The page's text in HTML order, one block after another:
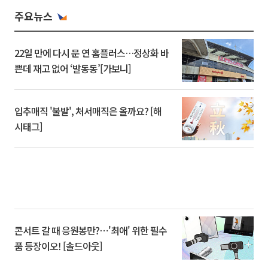
주요뉴스
22일 만에 다시 문 연 홈플러스…정상화 바
쁜데 재고 없어 ‘발동동’[가보니]
입추매직 '불발', 처서매직은 올까요? [해
시태그]
콘서트 갈 때 응원봉만?⋯'최애' 위한 필수
품 등장이오! [솔드아웃]